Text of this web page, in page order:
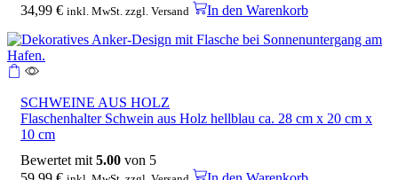
34,99 € inkl. MwSt. zzgl. Versand In den Warenkorb
SCHWEINE AUS HOLZ
Flaschenhalter Schwein aus Holz hellblau ca. 28 cm x 20 cm x
10 cm
Bewertet mit 5.00 von 5